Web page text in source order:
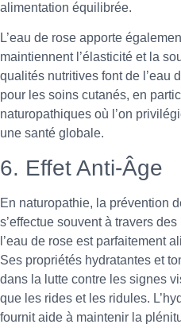
alimentation équilibrée.
L’eau de rose apporte
maintiennent l’élasticité et la
qualités nutritives font de l’eau
pour les soins cutanés, en
naturopathiques où l’on
une santé globale.
6. Effet Anti-Âge
En naturopathie, la prévention
s’effectue souvent à travers
l’eau de rose est parfaitement
Ses propriétés hydratantes et
dans la lutte contre les signes
que les rides et les ridules.
fournit aide à maintenir la